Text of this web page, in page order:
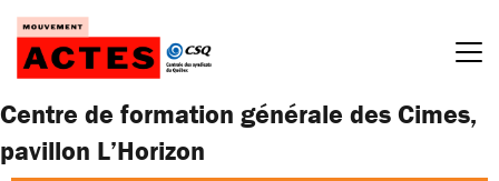
Passer
contenu
Centre de formation générale des Cimes,
pavillon L’Horizon